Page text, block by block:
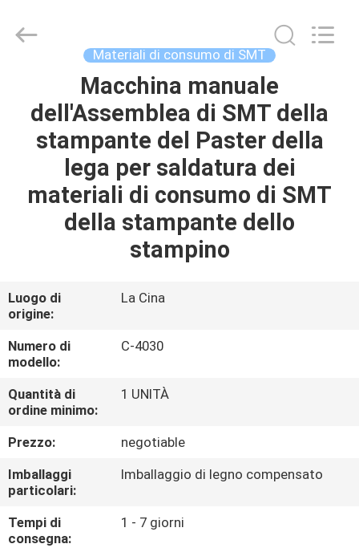
PRODOTTI
CIRCA
DELLA
FABBRICA
CONTROLLO
DI
CONTATTICI
RICHIEDA
Technology
Materiali di consumo di SMT
Macchina manuale
dell'Assemblea di SMT della
stampante del Paster della
lega per saldatura dei
materiali di consumo di SMT
della stampante dello
stampino
Luogo di
origine:
La Cina
Numero di
modello:
C-4030
Quantità di
ordine minimo:
1 UNITÀ
Prezzo:
negotiable
Imballaggi
particolari:
Imballaggio di legno compensato
Tempi di
consegna:
1 - 7 giorni